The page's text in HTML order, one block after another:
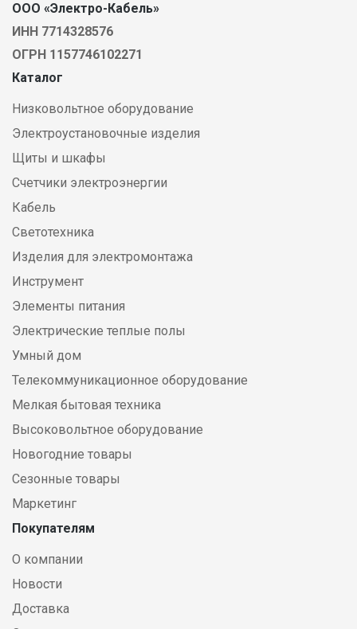
ООО «Электро-Кабель»
ИНН 7714328576
ОГРН 1157746102271
Каталог
Низковольтное оборудование
Электроустановочные изделия
Щиты и шкафы
Счетчики электроэнергии
Кабель
Светотехника
Изделия для электромонтажа
Инструмент
Элементы питания
Электрические теплые полы
Умный дом
Телекоммуникационное оборудование
Мелкая бытовая техника
Высоковольтное оборудование
Новогодние товары
Сезонные товары
Маркетинг
Покупателям
О компании
Новости
Доставка